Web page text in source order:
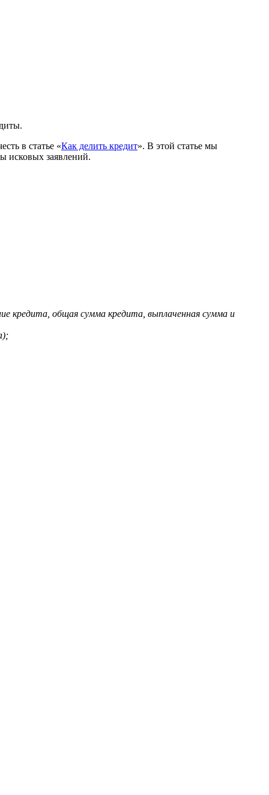
в статье «Как делить кредит». В этой статье мы
исковых заявлений.
кредита, общая сумма кредита, выплаченная сумма и